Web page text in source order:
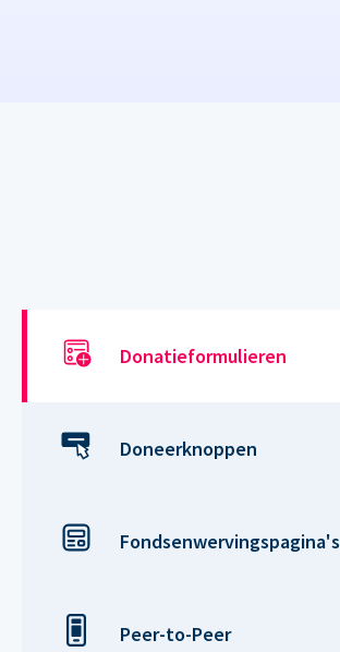
Donatieformulieren
Doneerknoppen
Fondsenwervingspagina's
Peer-to-Peer